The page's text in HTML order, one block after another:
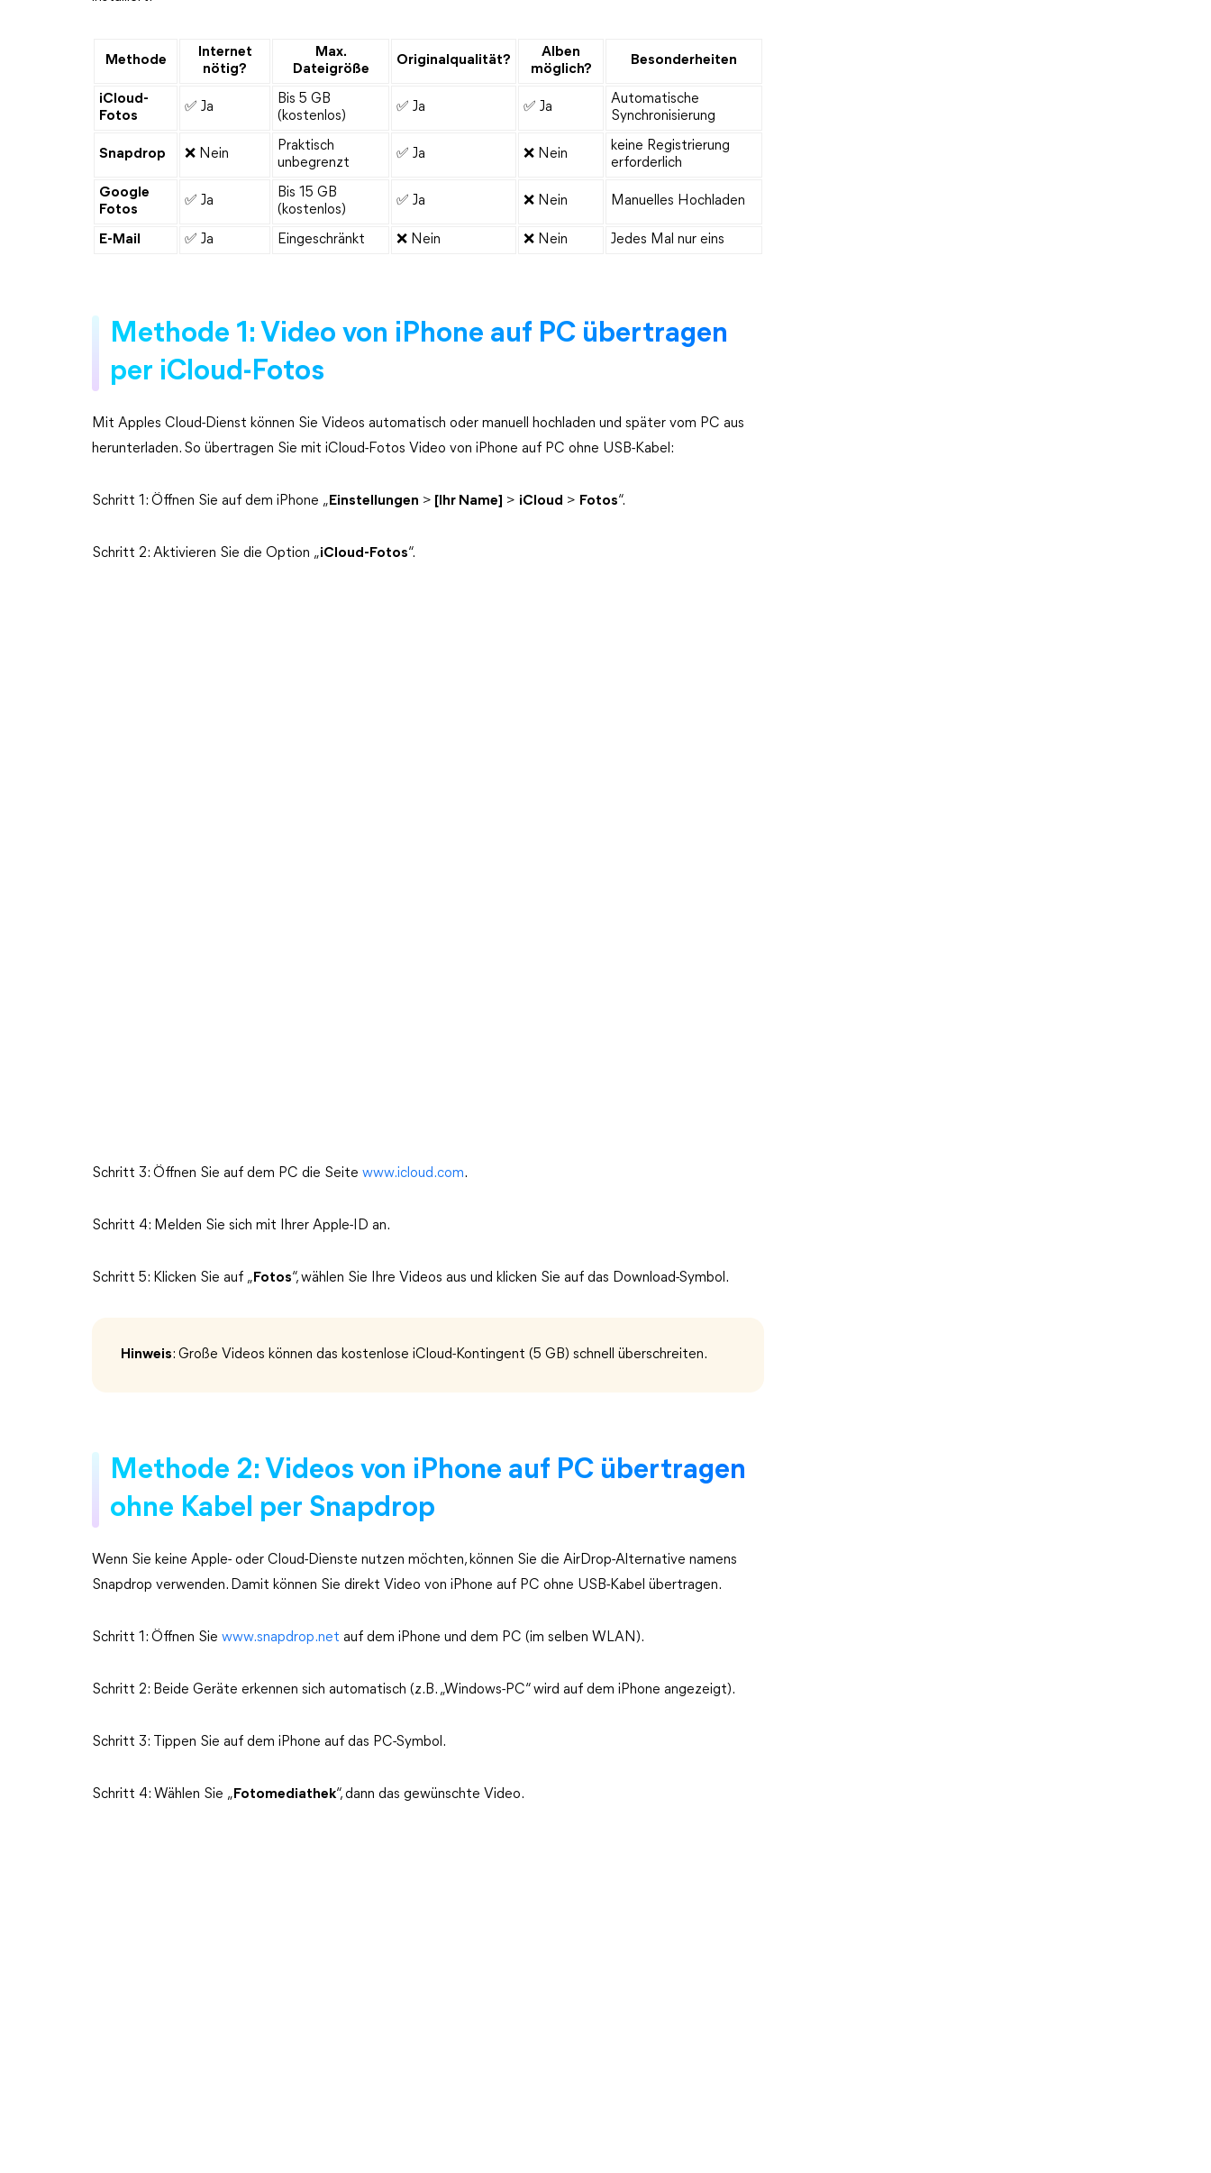
Methode
Internet
nötig?
Max.
Dateigröße
Originalqualität?
Alben
möglich?
Besonderheiten
iCloud-
Fotos
✅ Ja
Bis 5 GB
(kostenlos)
✅ Ja ✅ Ja
Automatische
Synchronisierung
Snapdrop ❌ Nein
Praktisch
unbegrenzt
✅ Ja ❌ Nein
keine Registrierung
erforderlich
Google
Fotos
✅ Ja
Bis 15 GB
(kostenlos)
✅ Ja ❌ Nein Manuelles Hochladen
E-Mail ✅ Ja Eingeschränkt ❌ Nein ❌ Nein Jedes Mal nur eins
Methode 1: Video von iPhone auf PC übertragen
per iCloud-Fotos
Mit Apples Cloud-Dienst können Sie Videos automatisch oder manuell hochladen und später vom PC aus
herunterladen. So übertragen Sie mit iCloud-Fotos Video von iPhone auf PC ohne USB-Kabel:
Schritt 1: Öffnen Sie auf dem iPhone „ Einstellungen > [Ihr Name] > iCloud > Fotos“.
Schritt 2: Aktivieren Sie die Option „iCloud-Fotos“.
Schritt 3: Öffnen Sie auf dem PC die Seite www.icloud.com.
Schritt 4: Melden Sie sich mit Ihrer Apple-ID an.
Schritt 5: Klicken Sie auf „ Fotos“, wählen Sie Ihre Videos aus und klicken Sie auf das Download-Symbol.
Hinweis: Große Videos können das kostenlose iCloud-Kontingent (5 GB) schnell überschreiten.
Methode 2: Videos von iPhone auf PC übertragen
ohne Kabel per Snapdrop
Wenn Sie keine Apple- oder Cloud-Dienste nutzen möchten, können Sie die AirDrop-Alternative namens
Snapdrop verwenden. Damit können Sie direkt Video von iPhone auf PC ohne USB-Kabel übertragen.
Schritt 1: Öffnen Sie www.snapdrop.net auf dem iPhone und dem PC (im selben WLAN).
Schritt 2: Beide Geräte erkennen sich automatisch (z. B. „Windows-PC“ wird auf dem iPhone angezeigt).
Schritt 3: Tippen Sie auf dem iPhone auf das PC-Symbol.
Schritt 4: Wählen Sie „ Fotomediathek“, dann das gewünschte Video.